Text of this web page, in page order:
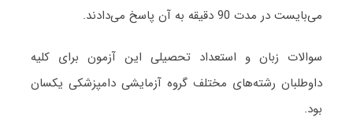
می‌بایست در مدت 90 دقیقه به آن پاسخ می‌دادند.
سوالات زبان و استعداد تحصیلی این آزمون برای کلیه
داوطلبان رشته‌های مختلف گروه آزمایشی دامپزشکی یکسان
بود.